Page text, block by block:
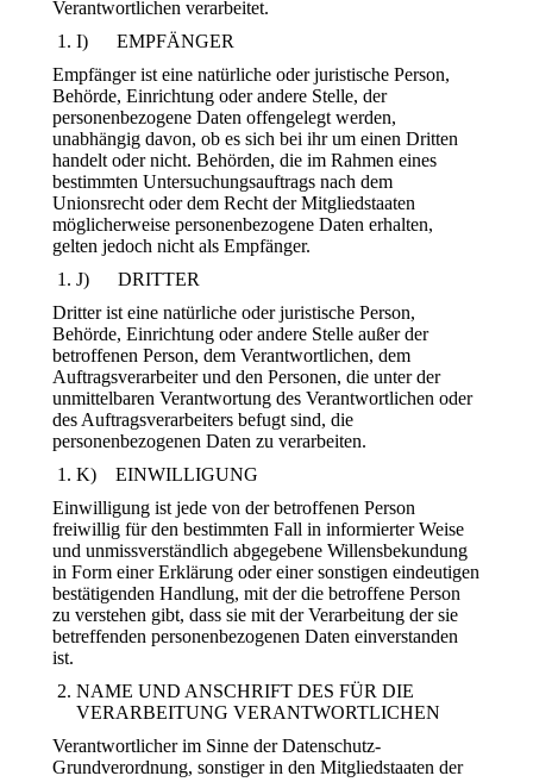
Verantwortlichen verarbeitet.
I) EMPFÄNGER
Empfänger ist eine natürliche oder juristische Person,
Behörde, Einrichtung oder andere Stelle, der
personenbezogene Daten offengelegt werden,
unabhängig davon, ob es sich bei ihr um einen Dritten
handelt oder nicht. Behörden, die im Rahmen eines
bestimmten Untersuchungsauftrags nach dem
Unionsrecht oder dem Recht der Mitgliedstaaten
möglicherweise personenbezogene Daten erhalten,
gelten jedoch nicht als Empfänger.
J) DRITTER
Dritter ist eine natürliche oder juristische Person,
Behörde, Einrichtung oder andere Stelle außer der
betroffenen Person, dem Verantwortlichen, dem
Auftragsverarbeiter und den Personen, die unter der
unmittelbaren Verantwortung des Verantwortlichen oder
des Auftragsverarbeiters befugt sind, die
personenbezogenen Daten zu verarbeiten.
K) EINWILLIGUNG
Einwilligung ist jede von der betroffenen Person
freiwillig für den bestimmten Fall in informierter Weise
und unmissverständlich abgegebene Willensbekundung
in Form einer Erklärung oder einer sonstigen eindeutigen
bestätigenden Handlung, mit der die betroffene Person
zu verstehen gibt, dass sie mit der Verarbeitung der sie
betreffenden personenbezogenen Daten einverstanden
ist.
NAME UND ANSCHRIFT DES FÜR DIE
VERARBEITUNG VERANTWORTLICHEN
Verantwortlicher im Sinne der Datenschutz-
Grundverordnung, sonstiger in den Mitgliedstaaten der